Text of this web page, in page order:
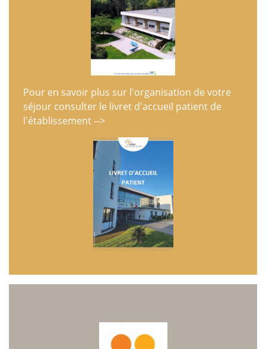
Pour en savoir plus sur l'organisation de votre
séjour consulter le livret d'accueil patient de
l'établissement -->